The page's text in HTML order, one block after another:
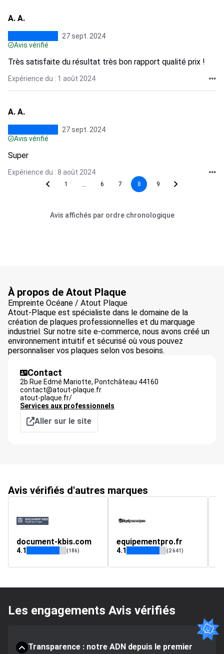
A. A.
27 sept. 2024
Avis vérifié
Très satisfaite du résultat très bon rapport qualité prix !
Expérience du : 1 août 2024
A. A.
27 sept. 2024
Avis vérifié
Super
Expérience du : 8 août 2024
1 6 7 8 9
Avis affichés par ordre chronologique
À propos de Atout Plaque
Empreinte Océane / Atout Plaque
Atout-Plaque est spécialiste dans le domaine de la
création de plaques professionnelles et du marquage
industriel. Sur notre site e-commerce, nous avons créé un
environnement intuitif et sécurisé où vous pouvez
personnaliser vos plaques selon vos besoins.
Contact
2b Rue Edmé Mariotte, Pontchâteau 44160
contact@atout-plaque.fr
atout-plaque.fr/
Services aux professionnels
Aller sur le site
Avis vérifiés d'autres marques
document-kbis.com
4.1 (186)
equipementpro.fr
4.1 (2 641)
Les engagements Avis vérifiés
Transparence : notre ADN depuis le premier